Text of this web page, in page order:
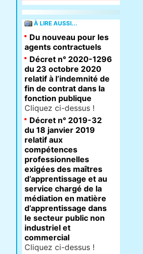
À LIRE AUSSI...
Du nouveau pour les
agents contractuels
Décret n° 2020-1296
du 23 octobre 2020
relatif à l’indemnité de
fin de contrat dans la
fonction publique
Cliquez ci-dessus !
Décret n° 2019-32
du 18 janvier 2019
relatif aux
compétences
professionnelles
exigées des maîtres
d’apprentissage et au
service chargé de la
médiation en matière
d’apprentissage dans
le secteur public non
industriel et
commercial
Cliquez ci-dessus !